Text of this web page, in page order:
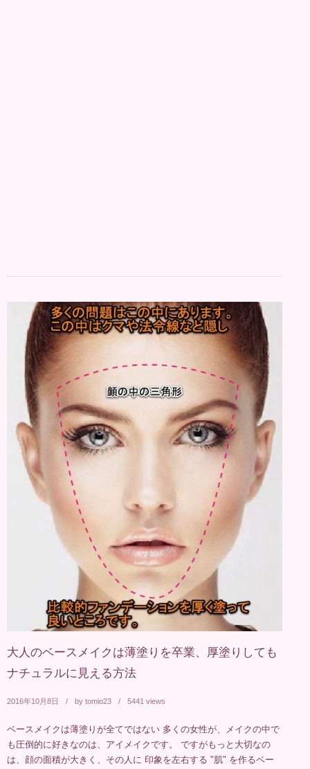
大人のベースメイクは薄塗りを卒業、厚塗りしても
ナチュラルに見える方法
2016年10月8日 by tomio23 5441 views
ベースメイクは薄塗りが全てではない 多くの女性が、メイクの中で
も圧倒的に好きなのは、アイメイクです。 ですがもっと大切なの
は、顔の面積が大きく、その人に 印象を左右する "肌" を作るベー